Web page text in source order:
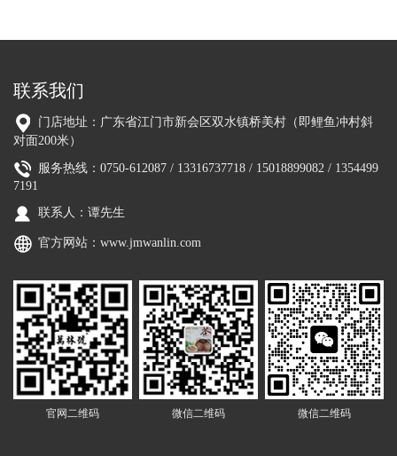
联系我们
门店地址：广东省江门市新会区双水镇桥美村（即鲤鱼冲村斜
对面200米）
服务热线：0750-612087 / 13316737718 / 15018899082 / 1354499
7191
联系人：谭先生
官方网站： www.jmwanlin.com
官网二维码 微信二维码 微信二维码